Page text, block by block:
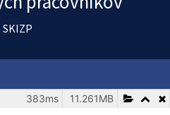
11.261MB
383ms